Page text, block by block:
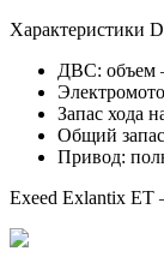
Характеристики
ДВС: объем
Запас хода
Общий
Привод:
Exeed Exlantix ET